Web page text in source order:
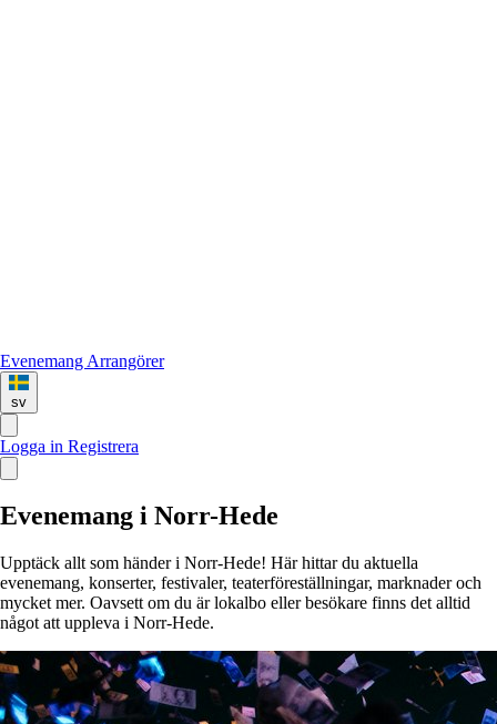
Evenemang Arrangörer
sv
Logga in Registrera
Evenemang i Norr-Hede
Upptäck allt som händer i Norr-Hede! Här hittar du aktuella
evenemang, konserter, festivaler, teaterföreställningar, marknader och
mycket mer. Oavsett om du är lokalbo eller besökare finns det alltid
något att uppleva i Norr-Hede.